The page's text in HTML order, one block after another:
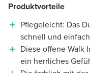
Produktvorteile
Pflegeleicht: Das
schnell und
Diese offene Walk
ein herrliches